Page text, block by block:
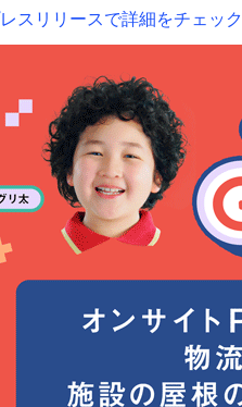
スリリースで詳細をチェック